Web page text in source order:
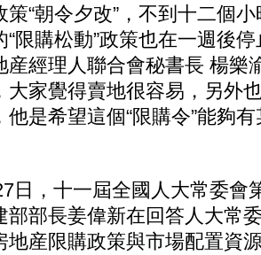
策“朝令夕改”，不到十二個
限購松動”政策也在一週後
産經理人聯合會秘書長 楊樂
大家覺得賣地很容易，另外
他是希望這個“限購令”能夠
日，十一屆全國人大常委會
部部長姜偉新在回答人大常
地産限購政策與市場配置資